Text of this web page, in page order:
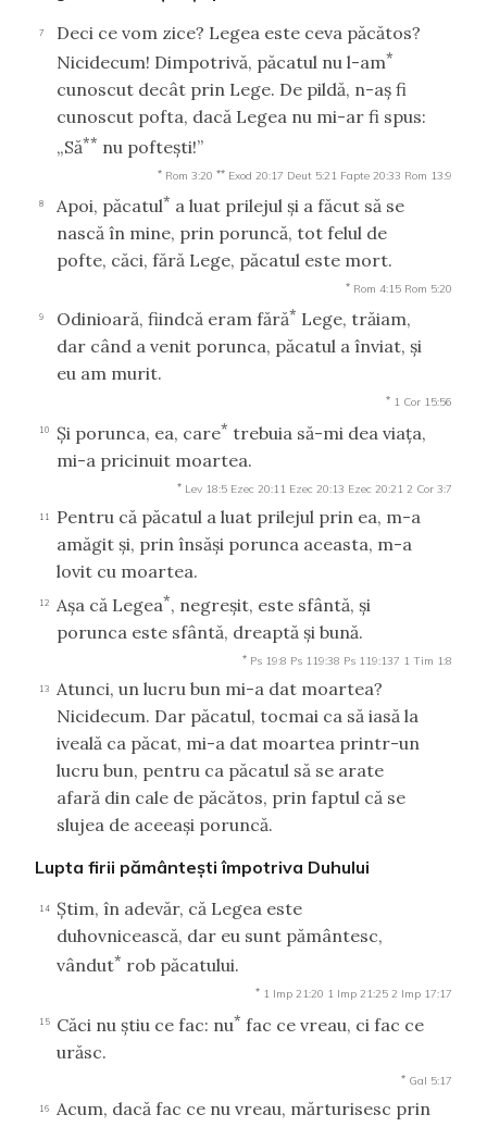
7
Deci ce vom zice? Legea este ceva păcătos?
Nicidecum! Dimpotrivă, păcatul nu l-am*
cunoscut decât prin Lege. De pildă, n-aş fi
cunoscut pofta, dacă Legea nu mi-ar fi spus:
„Să** nu pofteşti!”
* Rom 3:20 ** Exod 20:17 Deut 5:21 Fapte 20:33 Rom 13:9
8 Apoi, păcatul* a luat prilejul şi a făcut să se
nască în mine, prin poruncă, tot felul de
pofte, căci, fără Lege, păcatul este mort.
* Rom 4:15 Rom 5:20
9 Odinioară, fiindcă eram fără* Lege, trăiam,
dar când a venit porunca, păcatul a înviat, şi
eu am murit.
* 1 Cor 15:56
10 Şi porunca, ea, care* trebuia să-mi dea viaţa,
mi-a pricinuit moartea.
* Lev 18:5 Ezec 20:11 Ezec 20:13 Ezec 20:21 2 Cor 3:7
11
Pentru că păcatul a luat prilejul prin ea, m-a
amăgit şi, prin însăşi porunca aceasta, m-a
lovit cu moartea.
12 Aşa că Legea*, negreşit, este sfântă, şi
porunca este sfântă, dreaptă şi bună.
* Ps 19:8 Ps 119:38 Ps 119:137 1 Tim 1:8
13
Atunci, un lucru bun mi-a dat moartea?
Nicidecum. Dar păcatul, tocmai ca să iasă la
iveală ca păcat, mi-a dat moartea printr-un
lucru bun, pentru ca păcatul să se arate
afară din cale de păcătos, prin faptul că se
slujea de aceeaşi poruncă.
Lupta firii pământeşti împotriva Duhului
14
Ştim, în adevăr, că Legea este
duhovnicească, dar eu sunt pământesc,
vândut* rob păcatului.
* 1 Imp 21:20 1 Imp 21:25 2 Imp 17:17
15 Căci nu ştiu ce fac: nu* fac ce vreau, ci fac ce
urăsc.
* Gal 5:17
16
Acum, dacă fac ce nu vreau, mărturisesc prin